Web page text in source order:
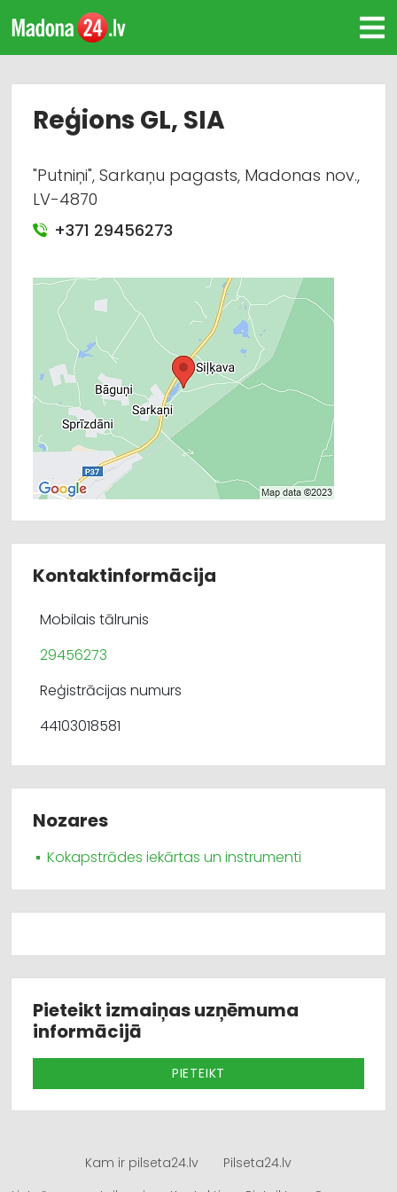
Reģions GL, SIA
"Putniņi", Sarkaņu pagasts, Madonas nov.,
LV-4870
+371 29456273
Kontaktinformācija
Mobilais tālrunis
29456273
Reģistrācijas numurs
44103018581
Nozares
Kokapstrādes iekārtas un instrumenti
Pieteikt izmaiņas uzņēmuma
informācijā
PIETEIKT
Kam ir pilseta24.lv
Pilseta24.lv